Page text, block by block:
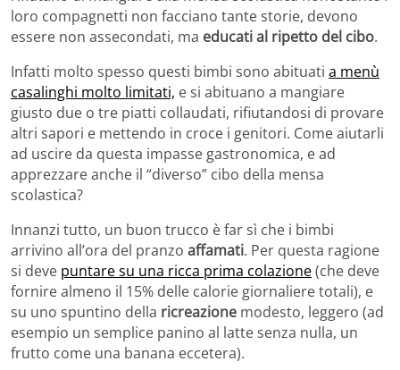
loro compagnetti non facciano tante storie, devono
essere non assecondati, ma educati al ripetto del cibo.
Infatti molto spesso questi bimbi sono abituati a menù
casalinghi molto limitati, e si abituano a mangiare
giusto due o tre piatti collaudati, rifiutandosi di provare
altri sapori e mettendo in croce i genitori. Come aiutarli
ad uscire da questa impasse gastronomica, e ad
apprezzare anche il “diverso” cibo della mensa
scolastica?
Innanzi tutto, un buon trucco è far sì che i bimbi
arrivino all’ora del pranzo affamati. Per questa ragione
si deve puntare su una ricca prima colazione(che deve
fornire almeno il 15% delle calorie giornaliere totali), e
su uno spuntino della ricreazione modesto, leggero (ad
esempio un semplice panino al latte senza nulla, un
frutto come una banana eccetera).